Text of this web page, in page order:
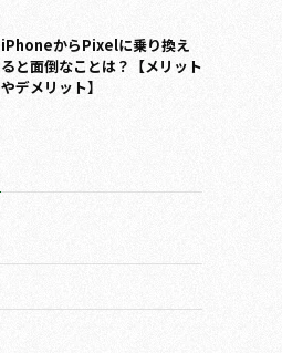
iPhoneからPixelに乗り換え
ると面倒なことは？【メリット
やデメリット】